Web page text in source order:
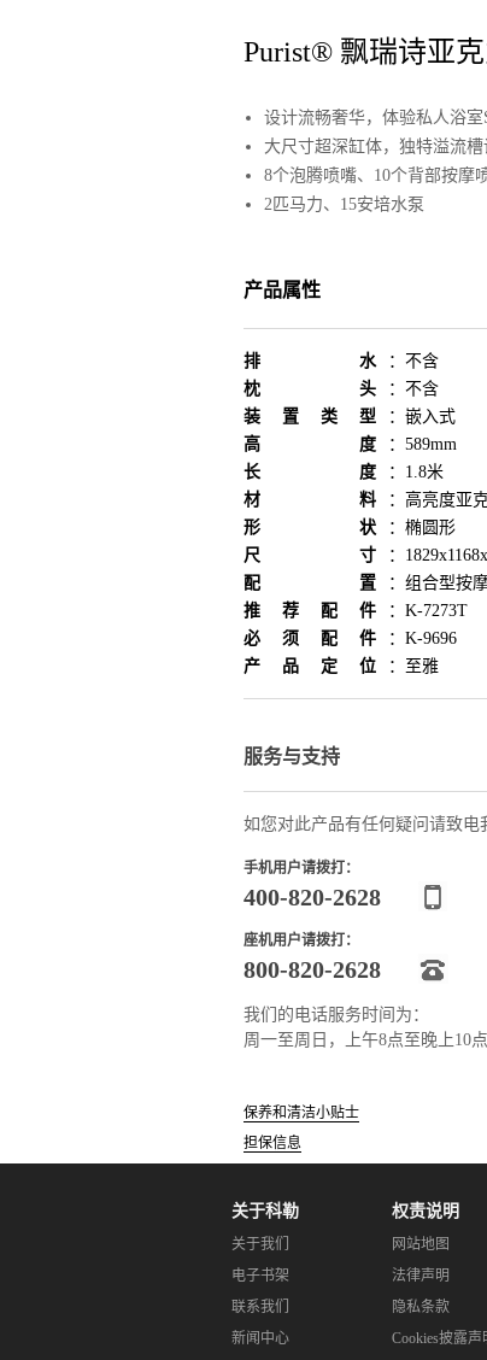
Purist® 飘瑞诗亚
设计流畅奢华，体验私人浴室
大尺寸超深缸体，独特溢流
8个泡腾喷嘴、10个背部按摩
2匹马力、15安培水泵
产品属性
排水 ： 不含
枕头
： 不含
装置类型
： 嵌入式
高度
： 589mm
长度
： 1.8米
材料
： 高亮度亚
形状
： 椭圆形
尺寸
：
配置
： 组合型按
推荐配件
： K-7273T
必须配件
： K-9696
产品定位
： 至雅
服务与支持
如您对此产品有任何疑问请致电
手机用户请拨打：
400-820-2628
座机用户请拨打：
800-820-2628
我们的电话服务时间为：
周一至周日，上午8点至晚上10
保养和清洁小贴士
担保信息
关于科勒
关于我们
电子书架
联系我们
新闻中心
权责说明
网站地图
法律声明
隐私条款
Cookies披露声